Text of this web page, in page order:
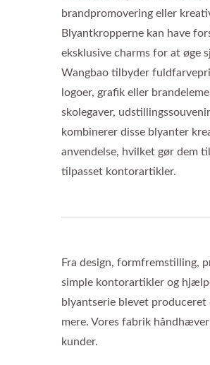
brandpromovering eller
Blyantkropperne kan have
eksklusive charms for at øge
Wangbao tilbyder
logoer, grafik eller
skolegaver,
kombinerer disse blyanter
anvendelse, hvilket gør dem
tilpasset kontorartikler.
Fra design, formfremstilling,
simple kontorartikler og
blyantserie blevet produceret
mere. Vores fabrik
kunder.